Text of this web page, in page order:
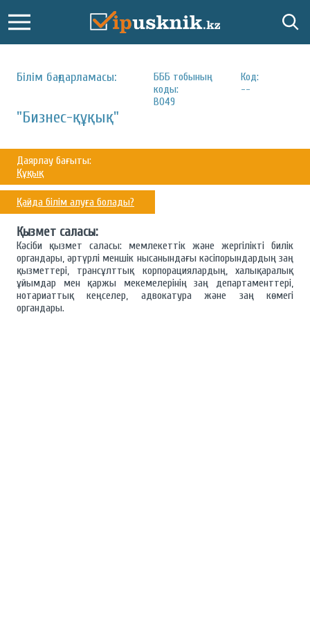
Білім бағдарламасы:
БББ тобының
коды:
B049
Код:
--
"Бизнес-құқық"
Даярлау бағыты:
Құқық
Қайда білім алуға болады?
Қызмет саласы:
Кәсіби қызмет саласы: мемлекеттік және жергілікті билік
органдары, әртүрлі меншік нысанындағы кәсіпорындардың заң
қызметтері, трансұлттық корпорациялардың, халықаралық
ұйымдар мен қаржы мекемелерінің заң департаменттері,
нотариаттық кеңселер, адвокатура және заң көмегі
органдары.